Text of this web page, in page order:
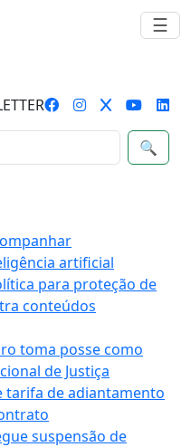
☰
🔍
artificial
para proteção de
conteúdos
toma posse como
de Justiça
tarifa de adiantamento
suspensão de